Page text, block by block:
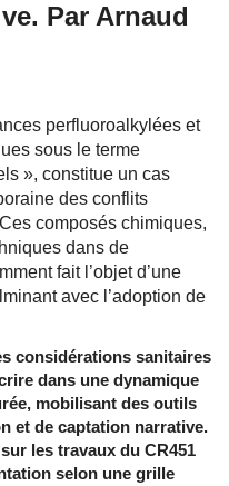
Par Arnaud
perfluoroalkylées et
sous le terme
», constitue un cas
des conflits
composés chimiques,
dans de
fait l’objet d’une
avec l’adoption de
considérations sanitaires
dans une dynamique
mobilisant des outils
et de captation narrative.
les travaux du CR451
selon une grille